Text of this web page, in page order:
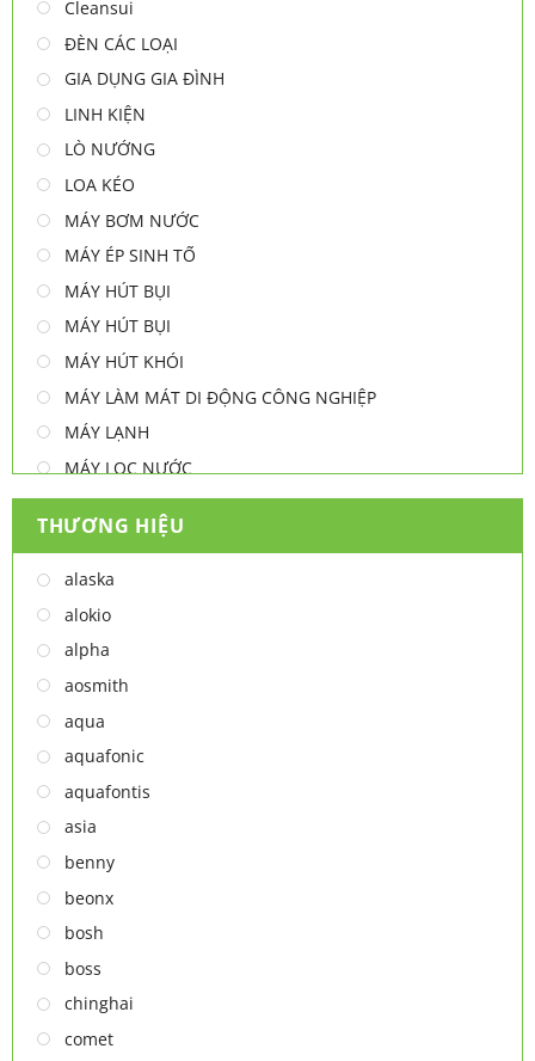
Cleansui
ĐÈN CÁC LOẠI
GIA DỤNG GIA ĐÌNH
LINH KIỆN
LÒ NƯỚNG
LOA KÉO
MÁY BƠM NƯỚC
MÁY ÉP SINH TỐ
MÁY HÚT BỤI
MÁY HÚT BỤI
MÁY HÚT KHÓI
MÁY LÀM MÁT DI ĐỘNG CÔNG NGHIỆP
MÁY LẠNH
MÁY LỌC NƯỚC
MÁY NƯỚC NÓNG
MÁY NƯỚC NÓNG - LẠNH
MÁY SẤY TAY
MÁY XAY ĐA NĂNG
NỒI CHIÊN
NỒI CHIÊN
Thiết bị lọc nước
TỦ ĐÔNG
TỦ MÁT
TỦ RƯỢU
LÒ VI SÓNG
MÁY LỌC KHÔNG KHÍ
MÁY NƯỚC NÓNG LẠNH
NỒI CƠM ĐIỆN
QUẠT ĐIỆN
THƯƠNG HIỆU
alaska
alokio
alpha
aosmith
aqua
aquafonic
aquafontis
asia
benny
beonx
bosh
boss
chinghai
comet